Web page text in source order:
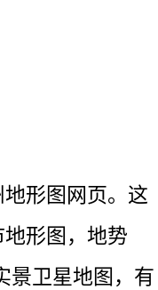
形图网页。这
形图，地势
景卫星地图，有